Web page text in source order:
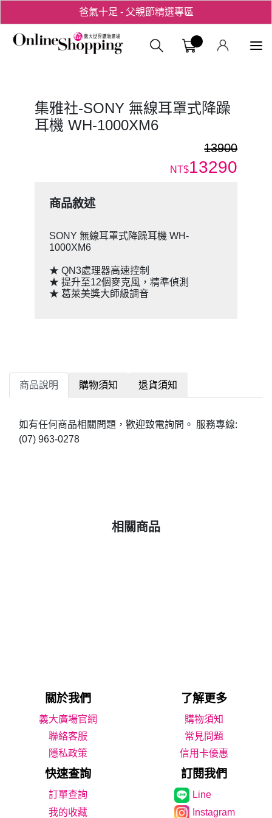
爸氣十足 - 父親節精選專區
用心愛你！七夕星選禮遇！義大購物
集雅社-SONY 無線耳罩式降躁
耳機 WH-1000XM6
13900
NT$13290
商品敘述
SONY 無線耳罩式降躁耳機 WH-
1000XM6
★ QN3處理器高速控制
★ 提升至12個麥克風，精準偵測
★ 葛萊美獎大師級調音
商品說明 購物須知 退貨須知
如有任何商品相關問題，歡迎致電詢問。 服務專線:
(07) 963-0278
相關商品
關於我們 了解更多
義大廣場官網
購物須知
聯絡客服
常見問題
隱私政策
信用卡優惠
快速查詢 訂閱我們
Line
我的收藏
Instagram